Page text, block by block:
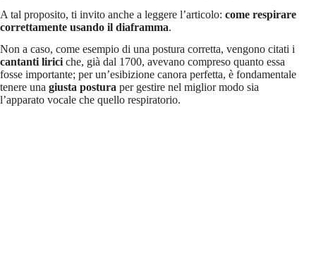
A tal proposito, ti invito anche a leggere l’articolo: come respirare
correttamente usando il diaframma.
Non a caso, come esempio di una postura corretta, vengono citati i
cantanti lirici che, già dal 1700, avevano compreso quanto essa
fosse importante; per un’esibizione canora perfetta, è fondamentale
tenere una giusta postura per gestire nel miglior modo sia
l’apparato vocale che quello respiratorio.